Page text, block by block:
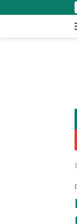
ke
Selatan Jefry